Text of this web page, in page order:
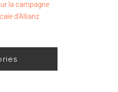
la campagne
d’Allianz